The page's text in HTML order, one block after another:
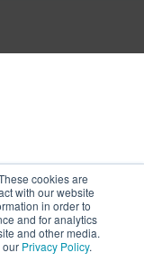
cookies are
with our website
in order to
and for analytics
and other media.
our Privacy Policy.